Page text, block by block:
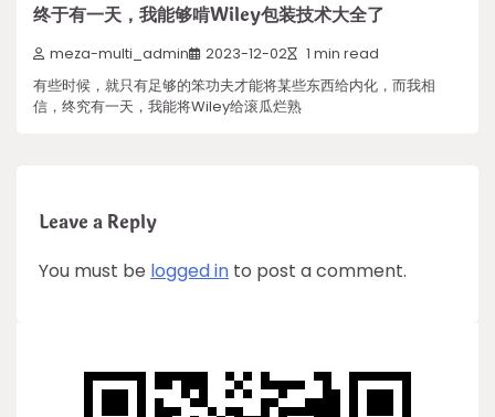
终于有一天，我能够啃Wiley包装技术大全了
meza-multi_admin 2023-12-02 1 min read
有些时候，就只有足够的笨功夫才能将某些东西给内化，而我相
信，终究有一天，我能将Wiley给滚瓜烂熟
Leave a Reply
You must be logged in to post a comment.